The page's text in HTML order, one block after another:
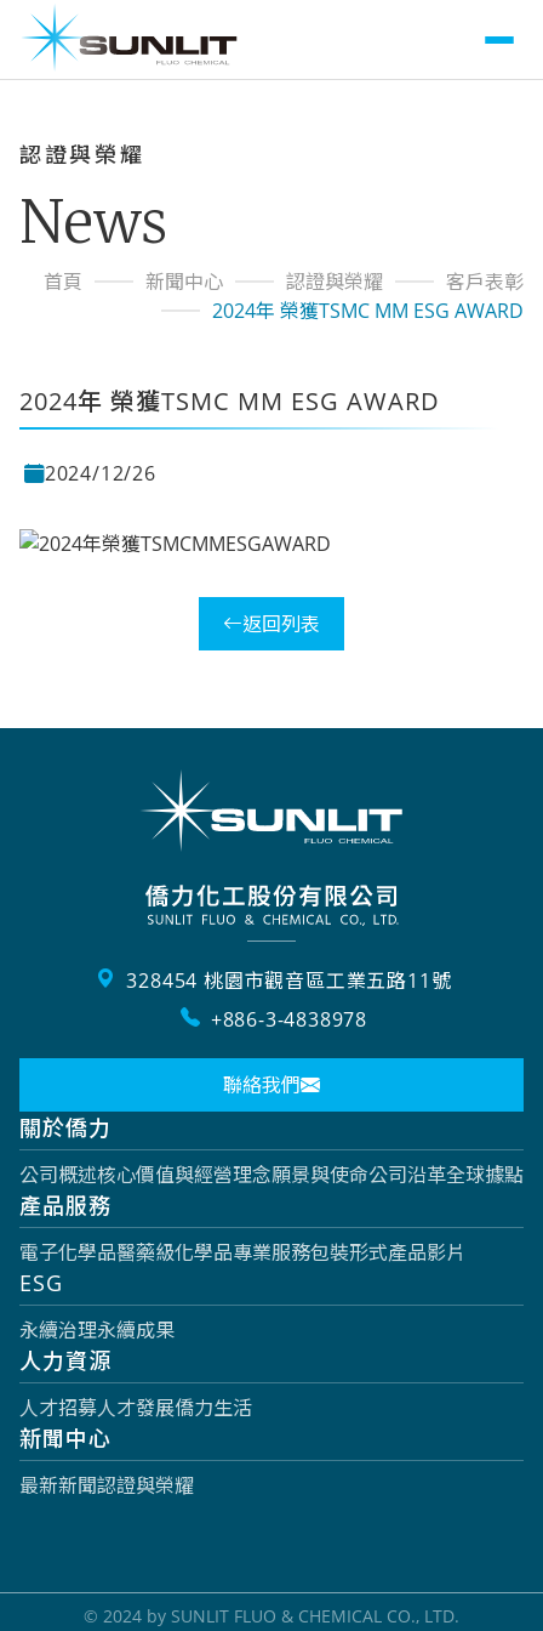
認證與榮耀
News
首頁 新聞中心 認證與榮耀
客戶表彰
2024年 榮獲TSMC MM ESG AWARD
2024年 榮獲TSMC MM ESG AWARD
2024/12/26
返回列表
328454 桃園市觀音區工業五路11號
+886-3-4838978
聯絡我們
關於僑力
公司概述核心價值與經營理念願景與使命公司沿革全球據點
產品服務
電子化學品醫藥級化學品專業服務包裝形式產品影片
ESG
永續治理永續成果
人力資源
人才招募人才發展僑力生活
新聞中心
最新新聞認證與榮耀
© 2024 by SUNLIT FLUO & CHEMICAL CO., LTD.